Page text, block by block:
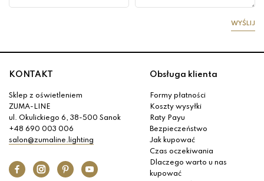
WYŚLIJ
KONTAKT
Sklep z oświetleniem
ZUMA-LINE
ul. Okulickiego 6, 38-500 Sanok
+48 690 003 006
salon@zumaline.lighting
Obsługa klienta
Formy płatności
Koszty wysyłki
Raty Payu
Bezpieczeństwo
Jak kupować
Czas oczekiwania
Dlaczego warto u nas
kupować